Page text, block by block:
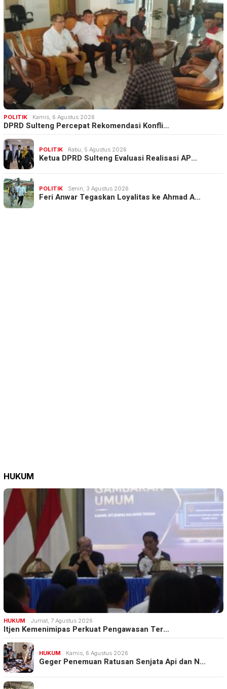
POLITIK Kamis, 6 Agustus 2026
DPRD Sulteng Percepat Rekomendasi Konfli…
POLITIK Rabu, 5 Agustus 2026
Ketua DPRD Sulteng Evaluasi Realisasi AP…
POLITIK Senin, 3 Agustus 2026
Feri Anwar Tegaskan Loyalitas ke Ahmad A…
HUKUM
HUKUM Jumat, 7 Agustus 2026
Itjen Kemenimipas Perkuat Pengawasan Ter…
HUKUM Kamis, 6 Agustus 2026
Geger Penemuan Ratusan Senjata Api dan N…